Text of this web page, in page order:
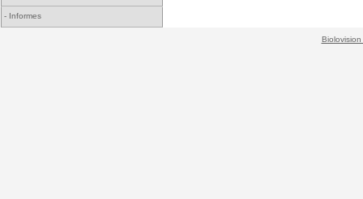
- Informes
Biolovision